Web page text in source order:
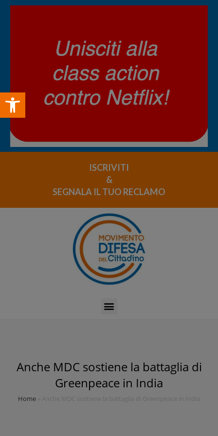
Open toolbar
ISCRIVITI
&
SEGNALA IL TUO RECLAMO
Anche MDC sostiene la battaglia di
Greenpeace in India
Home Anche MDC sostiene la battaglia di Greenpeace in India